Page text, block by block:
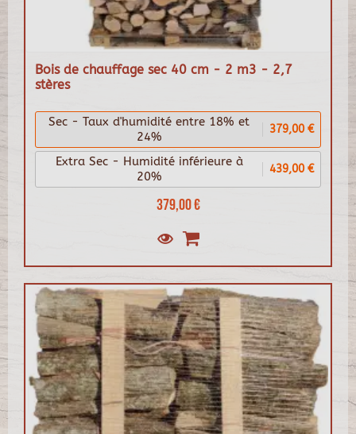
Bois de chauffage sec 40 cm - 2 m3 - 2,7
stères
379,00 €
Sec - Taux d'humidité entre 18% et
24%
379,00 €
Extra Sec - Humidité inférieure à
20%
439,00 €